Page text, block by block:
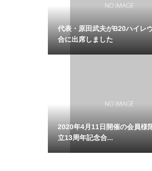
代表・原田武夫がB20ハイレ
合に出席しました
2020年4月11日開催の会員様
立13周年記念合...